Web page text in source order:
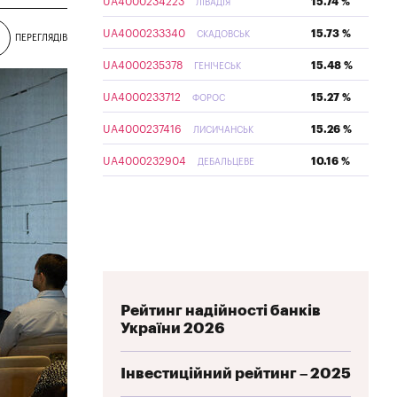
ПЕРЕГЛЯДІВ
ЛІВАДІЯ
UA4000233340 СКАДОВСЬК 15.73 %
UA4000235378 ГЕНІЧЕСЬК 15.48 %
UA4000233712 ФОРОС 15.27 %
UA4000237416 ЛИСИЧАНСЬК 15.26 %
UA4000232904 ДЕБАЛЬЦЕВЕ 10.16 %
Рейтинг надійності банків
України 2026
Інвестиційний рейтинг – 2025